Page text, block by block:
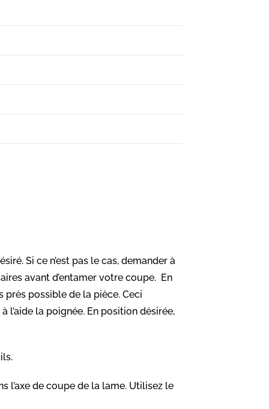
Si ce n’est pas le cas, demander à
avant d’entamer votre coupe. En
possible de la pièce. Ceci
la poignée. En position désirée,
l’axe de coupe de la lame. Utilisez le